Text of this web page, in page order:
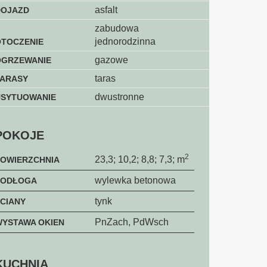
asfalt
zabudowa
jednorodzinna
gazowe
taras
dwustronne
23,3; 10,2; 8,8; 7,3; m2
wylewka betonowa
tynk
OKIEN PnZach, PdWsch